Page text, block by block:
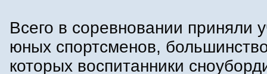
Всего в соревновании приняли
юных спортсменов,
которых воспитанники